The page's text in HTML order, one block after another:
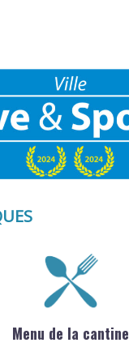
Menu de la cantine